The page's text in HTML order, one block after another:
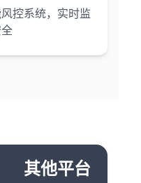
控系统，实时监
其他平台